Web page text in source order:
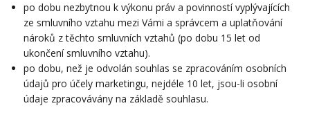
po dobu nezbytnou k výkonu práv a povinností vyplývajících
ze smluvního vztahu mezi Vámi a správcem a uplatňování
nároků z těchto smluvních vztahů (po dobu 15 let od
ukončení smluvního vztahu).
po dobu, než je odvolán souhlas se zpracováním osobních
údajů pro účely marketingu, nejdéle 10 let, jsou-li osobní
údaje zpracovávány na základě souhlasu.